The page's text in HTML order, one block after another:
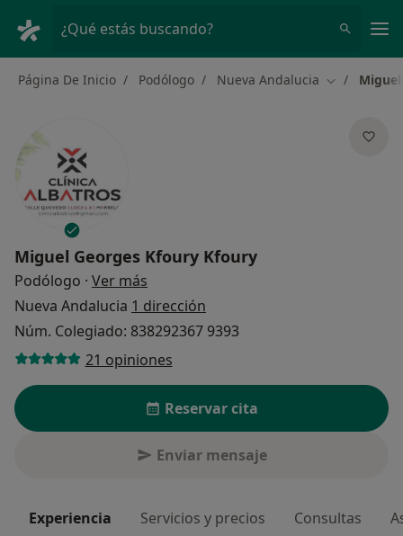
¿Qué estás buscando?
Página De Inicio Podólogo Nueva Andalucia Cambiar de
Miguel Georges Kfoury Kfoury
Podólogo · Ver más
Nueva Andalucia 1 dirección
Núm. Colegiado: 838292367 9393
21 opiniones
Reservar cita
Enviar mensaje
Experiencia Servicios y precios Consultas